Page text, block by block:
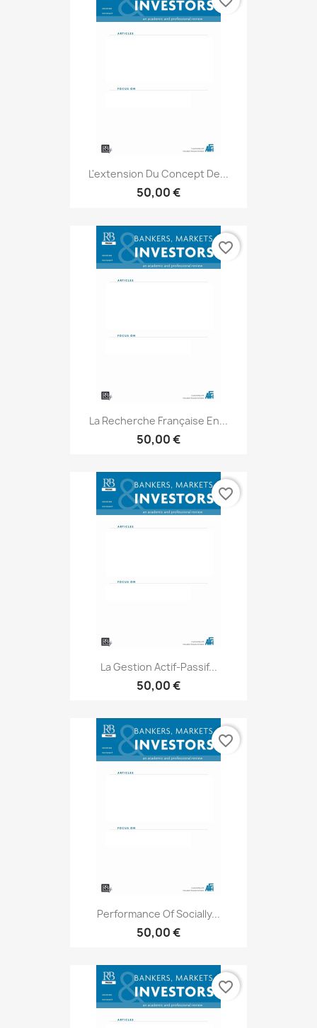
L'extension Du Concept De...
50,00 €
La Recherche Française En...
50,00 €
favorite_border
La Gestion Actif-Passif...
50,00 €
favorite_border
Performance Of Socially...
50,00 €
favorite_border
favorite_border